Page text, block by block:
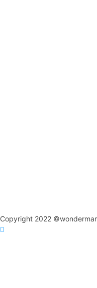
Copyright 2022